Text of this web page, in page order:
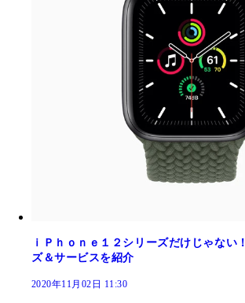
ｉＰｈｏｎｅ１２シリーズだけじゃな
ズ＆サービスを紹介
2020年11月02日 11:30